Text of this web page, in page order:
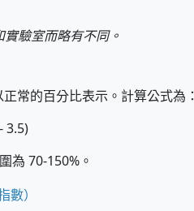
驗室而略有不同。
常的百分比表示。計算公式為：
3.5)
為 70-150%。
）